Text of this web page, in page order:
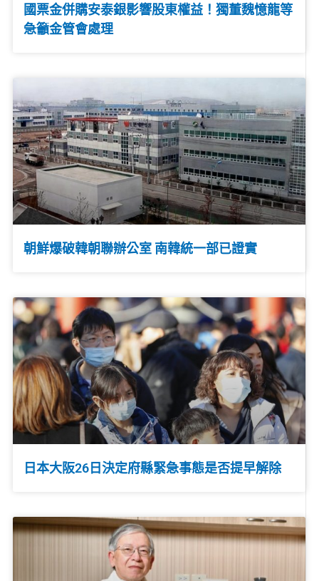
國票金併購安泰銀影響股東權益！獨董魏憶龍等
急籲金管會處理
朝鮮爆破韓朝聯辦公室 南韓統一部已證實
日本大阪26日決定府縣緊急事態是否提早解除